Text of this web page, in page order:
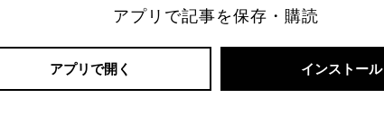
アプリで記事を保存・購読
アプリで開く インストール